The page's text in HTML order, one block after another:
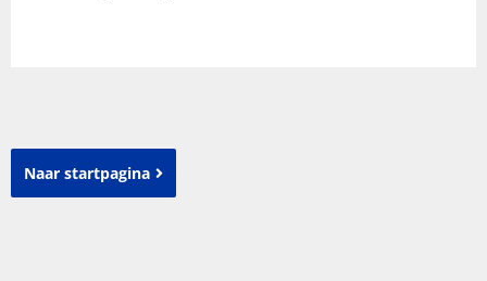
Naar startpagina